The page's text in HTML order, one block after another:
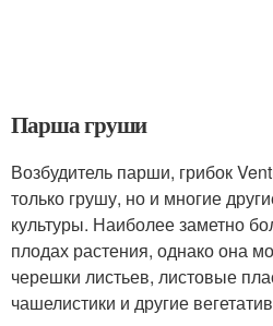
Парша груши
Возбудитель парши, грибок
только грушу, но и многие
культуры. Наиболее заметно
плодах растения, однако она
черешки листьев, листовые
чашелистики и другие